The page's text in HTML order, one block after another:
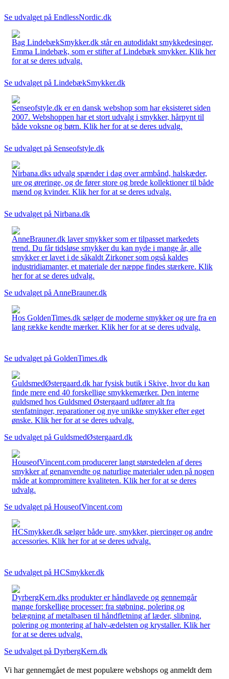
Se udvalget på EndlessNordic.dk
Bag LindebækSmykker.dk står en autodidakt smykkedesinger,
Emma Lindebæk, som er stifter af Lindebæk smykker. Klik her
for at se deres udvalg.
Se udvalget på LindebækSmykker.dk
Senseofstyle.dk er en dansk webshop som har eksisteret siden
2007. Webshoppen har et stort udvalg i smykker, hårpynt til
både voksne og børn. Klik her for at se deres udvalg.
Se udvalget på Senseofstyle.dk
Nirbana.dks udvalg spænder i dag over armbånd, halskæder,
ure og øreringe, og de fører store og brede kollektioner til både
mænd og kvinder. Klik her for at se deres udvalg.
Se udvalget på Nirbana.dk
AnneBrauner.dk laver smykker som er tilpasset markedets
trend. Du får tidsløse smykker du kan nyde i mange år, alle
smykker er lavet i de såkaldt Zirkoner som også kaldes
industridiamanter, et materiale der næppe findes stærkere. Klik
her for at se deres udvalg.
Se udvalget på AnneBrauner.dk
Hos GoldenTimes.dk sælger de moderne smykker og ure fra en
lang række kendte mærker. Klik her for at se deres udvalg.
Se udvalget på GoldenTimes.dk
GuldsmedØstergaard.dk har fysisk butik i Skive, hvor du kan
finde mere end 40 forskellige smykkemærker. Den interne
guldsmed hos Guldsmed Østergaard udfører alt fra
stenfatninger, reparationer og nye unikke smykker efter eget
ønske. Klik her for at se deres udvalg.
Se udvalget på GuldsmedØstergaard.dk
HouseofVincent.com producerer langt størstedelen af deres
smykker af genanvendte og naturlige materialer uden på nogen
måde at kompromittere kvaliteten. Klik her for at se deres
udvalg.
Se udvalget på HouseofVincent.com
HCSmykker.dk sælger både ure, smykker, piercinger og andre
accessories. Klik her for at se deres udvalg.
Se udvalget på HCSmykker.dk
DyrbergKern.dks produkter er håndlavede og gennemgår
mange forskellige processer: fra støbning, polering og
belægning af metalbasen til håndfletning af læder, slibning,
polering og montering af halv-ædelsten og krystaller. Klik her
for at se deres udvalg.
Se udvalget på DyrbergKern.dk
Vi har gennemgået de mest populære webshops og anmeldt dem